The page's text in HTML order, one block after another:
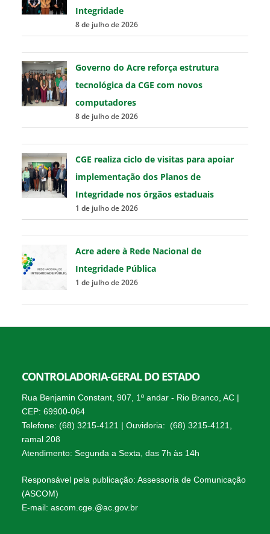
Integridade
8 de julho de 2026
Governo do Acre reforça estrutura
tecnológica da CGE com novos
computadores
8 de julho de 2026
CGE realiza ciclo de visitas para apoiar
implementação dos Planos de
Integridade nos órgãos estaduais
1 de julho de 2026
Acre adere à Rede Nacional de
Integridade Pública
1 de julho de 2026
CONTROLADORIA-GERAL DO ESTADO
Rua Benjamin Constant, 907, 1º andar - Rio Branco, AC |
CEP: 69900-064
Telefone: (68) 3215-4121 | Ouvidoria: (68) 3215-4121,
ramal 208
Atendimento: Segunda a Sexta, das 7h às 14h
Responsável pela publicação: Assessoria de Comunicação
(ASCOM)
E-mail: ascom.cge.@ac.gov.br